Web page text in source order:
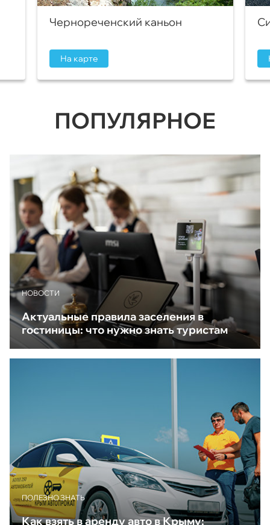
Чернореченский каньон
На карте
ПОПУЛЯРНОЕ
НОВОСТИ
Актуальные правила заселения в
гостиницы: что нужно знать туристам
ПОЛЕЗНО ЗНАТЬ
Как взять в аренду авто в Крыму: